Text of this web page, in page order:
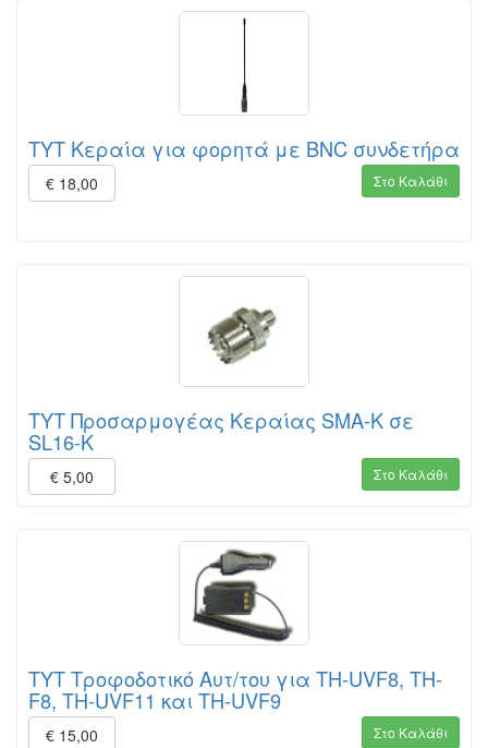
TYT Κεραία για φορητά με BNC συνδετήρα
€ 18,00 Στο Καλάθι
TYT Προσαρμογέας Κεραίας SMA-K σε
SL16-K
€ 5,00 Στο Καλάθι
TYT Τροφοδοτικό Αυτ/του για TH-UVF8, TH-
F8, TH-UVF11 και TH-UVF9
€ 15,00 Στο Καλάθι